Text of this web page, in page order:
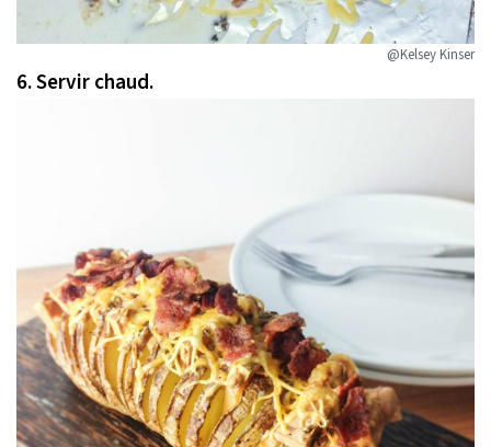
@Kelsey Kinser
6.Servir chaud.